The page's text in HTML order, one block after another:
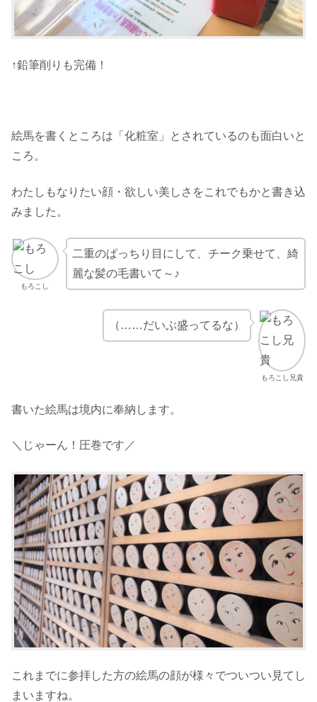
↑鉛筆削りも完備！
絵馬を書くところは「化粧室」とされているのも面白いと
ころ。
わたしもなりたい顔・欲しい美しさをこれでもかと書き込
みました。
もろこし
二重のぱっちり目にして、チーク乗せて、綺
麗な髪の毛書いて～♪
もろこし兄貴
（……だいぶ盛ってるな）
書いた絵馬は境内に奉納します。
＼じゃーん！圧巻です／
これまでに参拝した方の絵馬の顔が様々でついつい見てし
まいますね。